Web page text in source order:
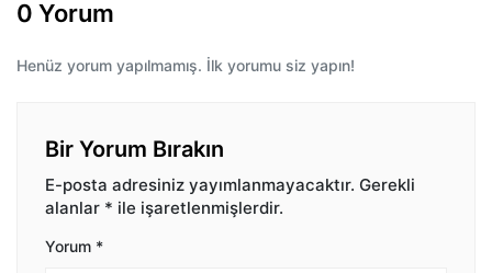
0 Yorum
Henüz yorum yapılmamış. İlk yorumu siz yapın!
Bir Yorum Bırakın
E-posta adresiniz yayımlanmayacaktır. Gerekli
alanlar * ile işaretlenmişlerdir.
Yorum *